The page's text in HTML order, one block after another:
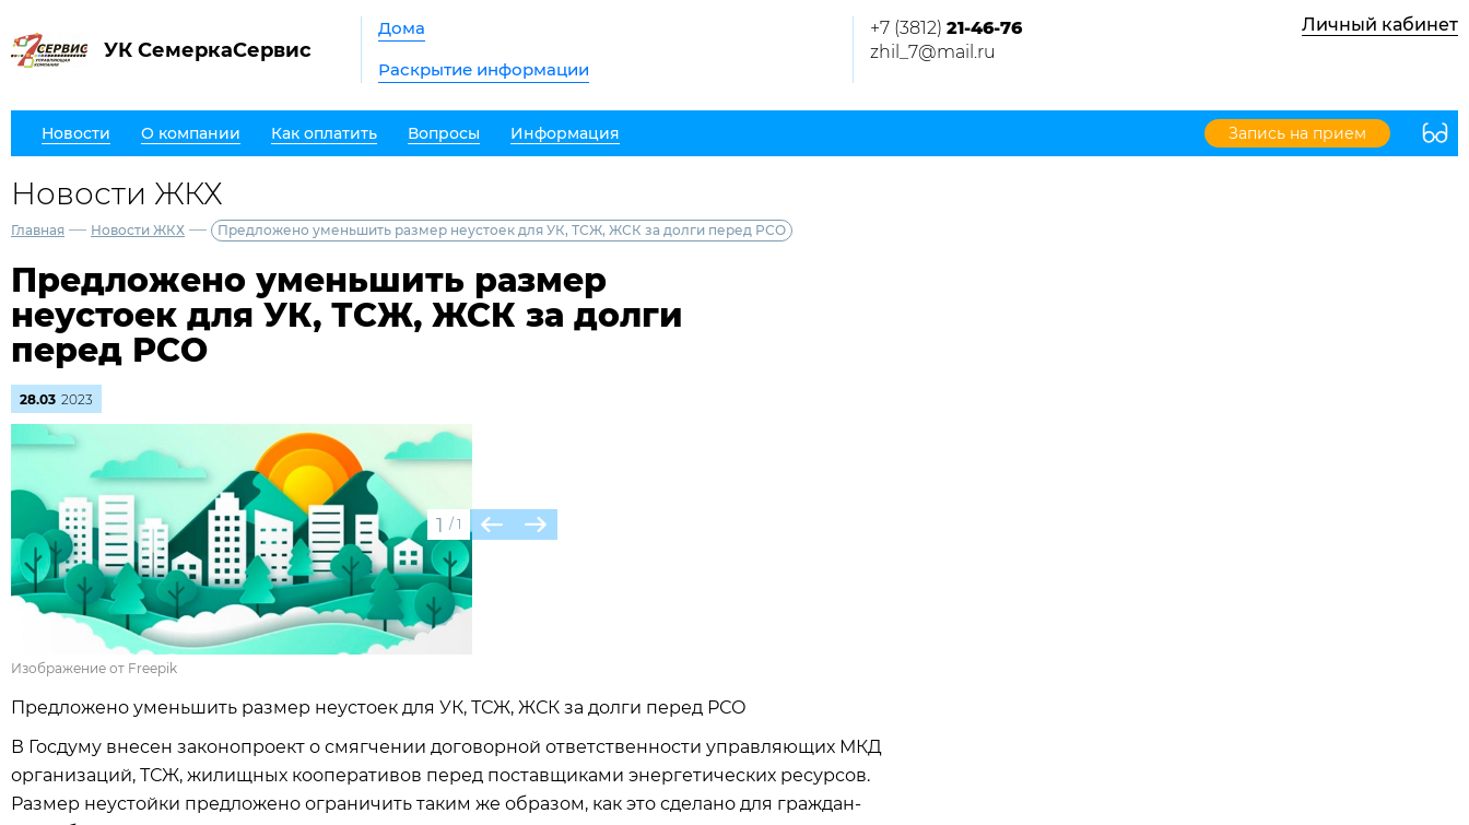
УК СемеркаСервис
Дома
Раскрытие информации
+7 (3812) 21-46-76
zhil_7@mail.ru
Личный кабинет
Новости О компании Как оплатить Вопросы Информация Запись на прием
Новости ЖКХ
Главная — Новости ЖКХ — Предложено уменьшить размер неустоек для УК, ТСЖ, ЖСК за долги перед РСО
Предложено уменьшить размер
неустоек для УК, ТСЖ, ЖСК за долги
перед РСО
28.03 2023
1 / 1
Изображение от Freepik
Предложено уменьшить размер неустоек для УК, ТСЖ, ЖСК за долги перед РСО
В Госдуму внесен законопроект о смягчении договорной ответственности управляющих МКД
организаций, ТСЖ, жилищных кооперативов перед поставщиками энергетических ресурсов.
Размер неустойки предложено ограничить таким же образом, как это сделано для граждан-